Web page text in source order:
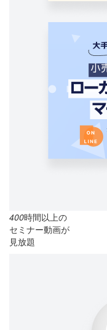
400時間以上の
セミナー動画が
見放題